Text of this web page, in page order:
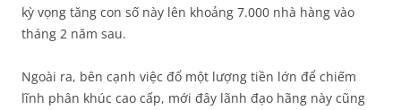
kỳ vọng tăng con số này lên khoảng 7.000 nhà hàng vào
tháng 2 năm sau.
Ngoài ra, bên cạnh việc đổ một lượng tiền lớn để chiếm
lĩnh phân khúc cao cấp, mới đây lãnh đạo hãng này cũng